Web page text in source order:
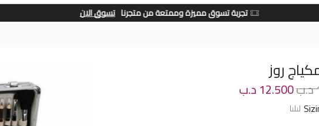
تجربة تسوق مميزة وممتعة من متجرنا تسوق الان
روز
د.ب12.500د.ب